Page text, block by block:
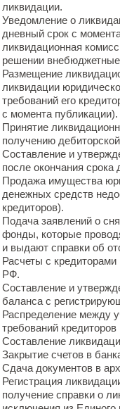
ликвидации.
Уведомление о
дневный срок с
ликвидационная
решении
Размещение
ликвидации
требований его
с момента публикации).
Принятие
получению
Составление и
после окончания
Продажа имущества
денежных средств
кредиторов).
Подача заявлений о
фонды, которые
и выдают справки об
Расчеты с кредиторами
РФ.
Составление и
баланса с
Распределение между
требований
Составление
Закрытие счетов в
Сдача документов в
Регистрация
получение справки о